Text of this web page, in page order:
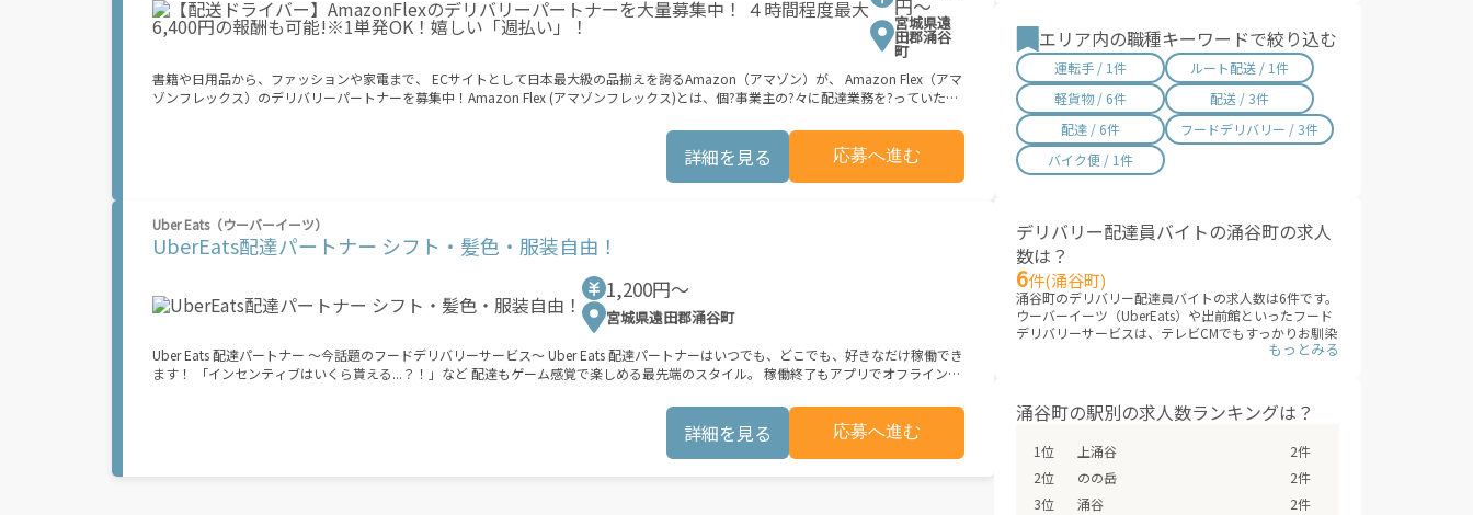
よって異なる可能性があり、事前にご登録いただいた場合でも、必ずしも配達リクエストへのアクセスが保証されるわけではありませ
ん。\"\"\"\"\"
円〜
宮城県遠
田郡涌谷
町
書籍や日用品から、ファッションや家電まで、 ECサイトとして日本最大級の品揃えを誇るAmazon（アマゾン）が、 Amazon Flex（アマ
ゾンフレックス）のデリバリーパートナーを募集中！Amazon Flex (アマゾンフレックス)とは、個?事業主の?々に配達業務を?っていただ
車）または軽乗用車を所有している方大歓迎！ 車両をお持ちでない場合は、パートナー企業による車両レンタル・リースサービスも利用
に決められるから、スキマ時間でしっかり稼げる！ ・自分の車両で配達できるから、気軽に稼働できる！ ・自分のペースで無理なくでき
類（外国籍の方） ご応募いただいた後、登録手続きをご案内します。 登録手続きは、アプリですべて完結できます。 なお、ご自身の車両
でご登録いただく場合、ご登録者様と車両の所有者様は同一である必要があります。 【配達業務の流れ】 登録手続きを完了すると、オフ
デリバリーステーションで荷物をピックアップし、配達先に届ける 3. 報酬を週払いで受け取る 「時間に縛られたくないけれど、安定した
収入がほしい...] 「スキマ時間はあるけれど、その時間に稼げる方法がない...」 「新しい業務にチャレンジしたいけれど、人間関係などが
の雇用ではなく、個人事業主の方への業務委託です。稼働時に発生する費用（車両の調達費用、ガソリン代、高速料金、駐車料金その他
の業務に要する費用など）はすべて自己負担となります。
詳細を見る 応募へ進む
Uber Eats（ウーバーイーツ）
UberEats配達パートナー シフト・髪色・服装自由！
1,200円〜
宮城県遠田郡涌谷町
Uber Eats 配達パートナー ～今話題のフードデリバリーサービス～ Uber Eats 配達パートナーはいつでも、どこでも、好きなだけ稼働でき
ます！ 「インセンティブはいくら貰える...？！」など 配達もゲーム感覚で楽しめる最先端のスタイル。 稼働終了もアプリでオフラインに
け取り、配達スタート！ ↓ ③注文者にお料理を届けて、アプリで完了ボタンをタップ！ ★配達経験が無くても問題ありません！ ★自分
詳細を見る 応募へ進む
佐賀県 / 194件
長崎県 / 394件
熊本県 / 562件
大分県 / 201件
宮崎県 / 315件
鹿児島県 / 490件
沖縄県 / 286件
エリア内の職種キーワードで絞り込む
運転手 / 1件
ルート配送 / 1件
軽貨物 / 6件
配送 / 3件
配達 / 6件
フードデリバリー / 3件
バイク便 / 1件
デリバリー配達員バイトの涌谷町の求人
数は？
6件(涌谷町)
涌谷町のデリバリー配達員バイトの求人数は6件です。
ウーバーイーツ（UberEats）や出前館といったフード
デリバリーサービスは、テレビCMでもすっかりお馴染
みですが、急速にエリアを拡大しています。これまで
ています。
涌谷町のエリアに、新しいデリバリー配達員バイトが
い。
※デリバリーバイトNAVI調べ
※2026年08月最新
涌谷町の駅別の求人数ランキングは？
上涌谷
2件
のの岳
2件
涌谷
2件